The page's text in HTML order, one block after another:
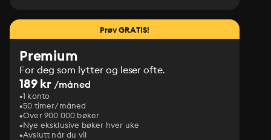
Prøv GRATIS!
Premium
For deg som lytter og leser ofte.
189 kr /måned
1 konto
50 timer/måned
Over 900 000 bøker
Nye eksklusive bøker hver uke
Avslutt når du vil